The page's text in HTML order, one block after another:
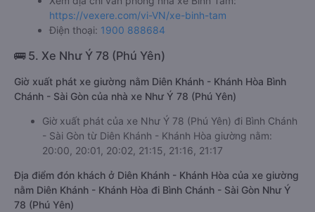
https://vexere.com/vi-VN/xe-binh-tam
Điện thoại: 1900 888684
🚌 5. Xe Như Ý 78 (Phú Yên)
Giờ xuất phát xe giường nằm Diên Khánh - Khánh Hòa Bình
Chánh - Sài Gòn của nhà xe Như Ý 78 (Phú Yên)
Giờ xuất phát của xe Như Ý 78 (Phú Yên) đi Bình Chánh
- Sài Gòn từ Diên Khánh - Khánh Hòa giường nằm:
20:00, 20:01, 20:02, 21:15, 21:16, 21:17
Địa điểm đón khách ở Diên Khánh - Khánh Hòa của xe giường
nằm Diên Khánh - Khánh Hòa đi Bình Chánh - Sài Gòn Như Ý
78 (Phú Yên)